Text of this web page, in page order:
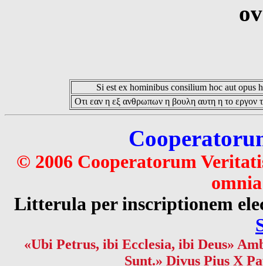
Si est ex hominibus consilium hoc aut opus
Οτι εαν η εξ ανθρωπων η βουλη αυτη η το εργον
© 2006 Cooperatorum
Litterula per inscriptionem
«Ubi Petrus, ibi Ecclesia, ibi Deus»
Sunt.» Divus Pius X